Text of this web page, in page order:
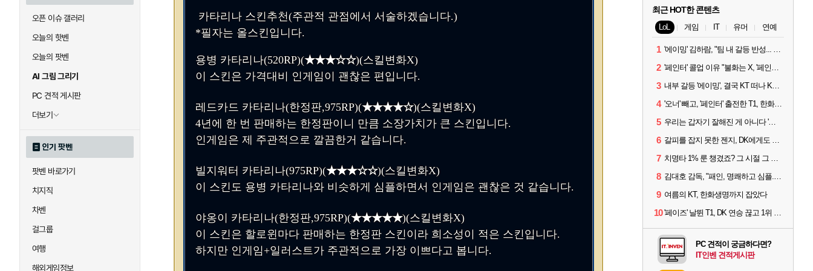
오픈 이슈 갤러리
오늘의 핫벤
오늘의 팟벤
AI 그림 그리기
PC 견적 게시판
더보기
인기 팟벤
팟벤 바로가기
치지직
차벤
걸그룹
여행
해외게임정보
카타리나 스킨추천(주관적 관점에서 서술하겠습니다.)
*필자는 올스킨입니다.
용병 카타리나(520RP)(★★★☆☆)(스킬변화X)
이 스킨은 가격대비 인게임이 괜찮은 편입니다.
레드카드 카타리나(한정판,975RP)(★★★★☆)(스킬변화X)
4년에 한 번 판매하는 한정판이니 만큼 소장가치가 큰 스킨입니다.
인게임은 제 주관적으로 깔끔한거 같습니다.
빌지워터 카타리나(975RP)(★★★☆☆)(스킬변화X)
이 스킨도 용병 카타리나와 비슷하게 심플하면서 인게임은 괜찮은 것 같습니다.
야옹이 카타리나(한정판,975RP)(★★★★★)(스킬변화X)
이 스킨은 할로윈마다 판매하는 한정판 스킨이라 희소성이 적은 스킨입니다.
하지만 인게임+일러스트가 주관적으로 가장 이쁘다고 봅니다.
최근 HOT한 콘텐츠
LoL 게임 IT 유머 연예
1 '에이밍' 김하람, "팀 내 갈등 반성... 끝까지 뛰고 싶었다"
2 '페인터' 콜업 이유 "불화는 X, '페인터'는 부족한 콜을 채워줄 선수"
3 내부 갈등 '에이밍', 결국 KT 떠나 KRX로...'지우'와 트레이드
4 '오너' 빼고, '페인터' 출전한 T1, 한화생명에 패배
5 우리는 갑자기 잘해진 게 아니다 '씨맥' 김대호 감독의 자신감
6 갈피를 잡지 못한 젠지, DK에게도 0:2 패배
7 치명타 1% 룬 챙겼죠? 그 시절 그 감성 '롤 클래식' 30일 출시
8 김대호 감독, "패인, 명쾌하고 심플...다시 힘낼 수 있어"
9 여름의 KT, 한화생명까지 잡았다
10 '페이즈' 날뛴 T1, DK 연승 끊고 1위 지켜
PC 견적이 궁금하다면?
IT인벤 견적게시판